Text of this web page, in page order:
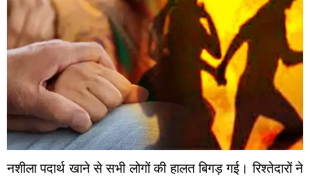
नशीला पदार्थ खाने से सभी लोगों की हालत बिगड़ गई। रिश्तेदारों ने